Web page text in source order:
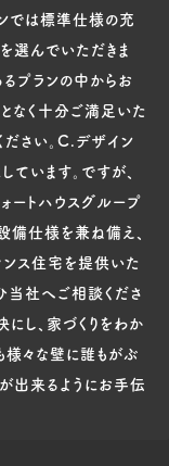
では標準仕様の充
選んでいただきま
プランの中からお
なく十分ご満足いた
さい。C.デザイン
います。ですが、
ートハウスグループ
仕様を兼ね備え、
ンス住宅を提供いた
当社へご相談くださ
し、家づくりをわか
様々な壁に誰もがぶ
出来るようにお手伝